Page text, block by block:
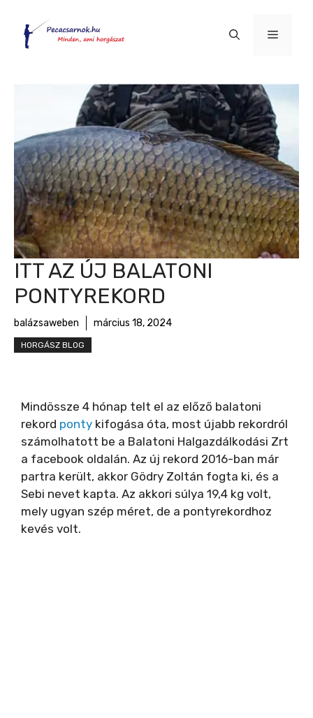
tartalomba
Menü
ITT AZ ÚJ BALATONI
PONTYREKORD
balázsaweben március 18, 2024
HORGÁSZ BLOG
Mindössze 4 hónap telt el az előző balatoni
rekord ponty kifogása óta, most újabb rekordról
számolhatott be a Balatoni Halgazdálkodási Zrt
a facebook oldalán. Az új rekord 2016-ban már
partra került, akkor Gödry Zoltán fogta ki, és a
Sebi nevet kapta. Az akkori súlya 19,4 kg volt,
mely ugyan szép méret, de a pontyrekordhoz
kevés volt.